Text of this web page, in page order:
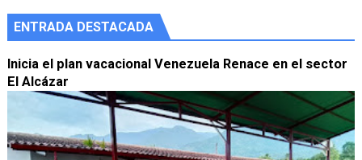
ENTRADA DESTACADA
Inicia el plan vacacional Venezuela Renace en el sector
El Alcázar